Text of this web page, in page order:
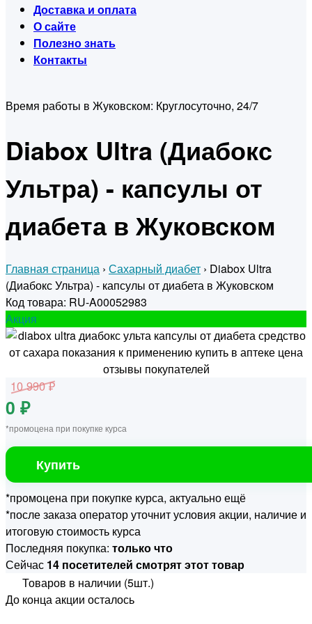
Доставка и оплата
О сайте
Полезно знать
Контакты
Время работы в Жуковском: Круглосуточно, 24/7
Diabox Ultra (Диабокс
Ультра) - капсулы от
диабета в Жуковском
Главная страница › Сахарный диабет › Diabox Ultra
(Диабокс Ультра) - капсулы от диабета в Жуковском
Код товара: RU-A00052983
Акция
10 990 ₽
0 ₽
*промоцена при покупке курса
Купить
*промоцена при покупке курса, актуально ещё
*после заказа оператор уточнит условия акции, наличие и
итоговую стоимость курса
Последняя покупка: только что
Сейчас 14 посетителей смотрят этот товар
Товаров в наличии (5шт.)
До конца акции осталось